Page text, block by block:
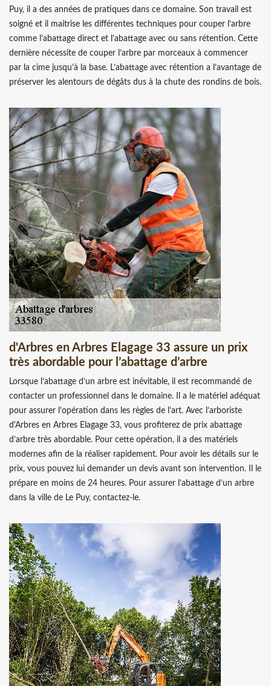
Puy, il a des années de pratiques dans ce domaine. Son travail est
soigné et il maitrise les différentes techniques pour couper l’arbre
comme l’abattage direct et l’abattage avec ou sans rétention. Cette
dernière nécessite de couper l’arbre par morceaux à commencer
par la cime jusqu’à la base. L’abattage avec rétention a l’avantage de
préserver les alentours de dégâts dus à la chute des rondins de bois.
d'Arbres en Arbres Elagage 33 assure un prix
très abordable pour l’abattage d’arbre
Lorsque l’abattage d’un arbre est inévitable, il est recommandé de
contacter un professionnel dans le domaine. Il a le matériel adéquat
pour assurer l’opération dans les règles de l’art. Avec l’arboriste
d'Arbres en Arbres Elagage 33, vous profiterez de prix abattage
d’arbre très abordable. Pour cette opération, il a des matériels
modernes afin de la réaliser rapidement. Pour avoir les détails sur le
prix, vous pouvez lui demander un devis avant son intervention. Il le
prépare en moins de 24 heures. Pour assurer l’abattage d’un arbre
dans la ville de Le Puy, contactez-le.